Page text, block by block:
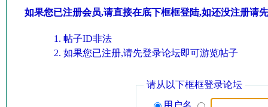
如果您已注册会员,请直接在底下框框登陆,如还没注册请
帖子ID非法
如果您已注册,请先登录论坛即可游览帖子
请从以下框框登录论坛
用户名